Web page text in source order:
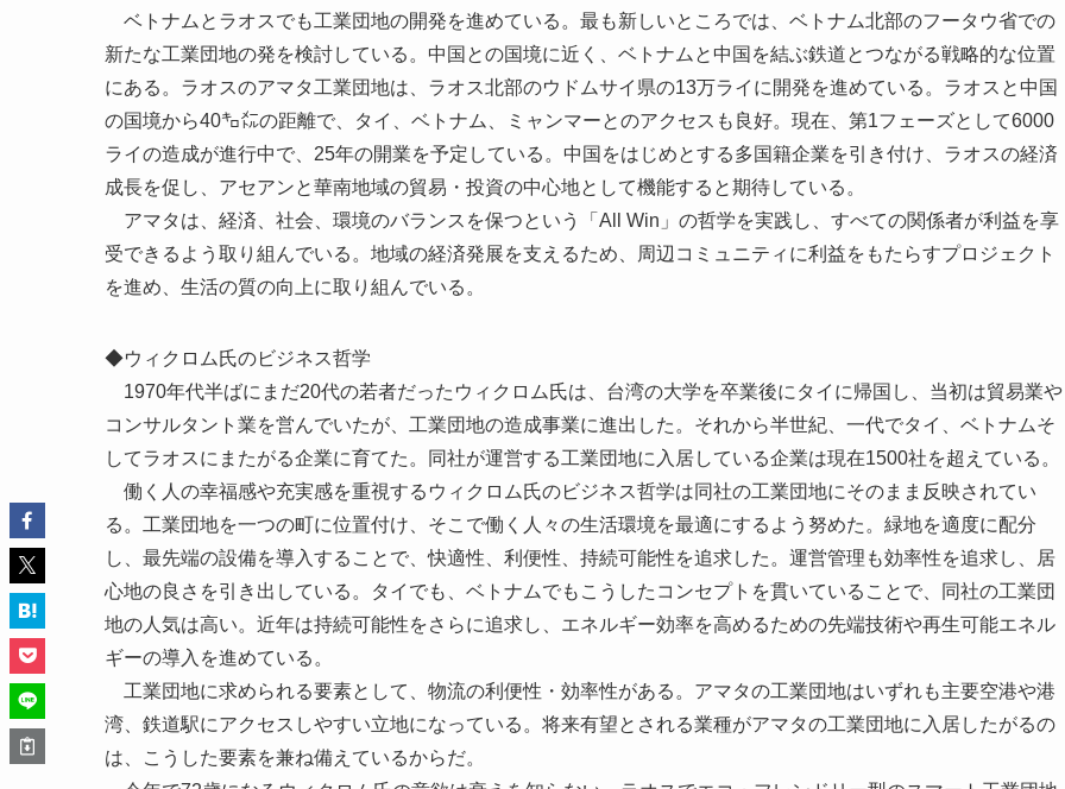
ベトナムとラオスでも工業団地の開発を進めている。最も新しいところでは、ベトナム北部のフータウ省での
新たな工業団地の発を検討している。中国との国境に近く、ベトナムと中国を結ぶ鉄道とつながる戦略的な位置
にある。ラオスのアマタ工業団地は、ラオス北部のウドムサイ県の13万ライに開発を進めている。ラオスと中国
の国境から40㌔㍍の距離で、タイ、ベトナム、ミャンマーとのアクセスも良好。現在、第1フェーズとして6000
ライの造成が進行中で、25年の開業を予定している。中国をはじめとする多国籍企業を引き付け、ラオスの経済
成長を促し、アセアンと華南地域の貿易・投資の中心地として機能すると期待している。
アマタは、経済、社会、環境のバランスを保つという「All Win」の哲学を実践し、すべての関係者が利益を享
受できるよう取り組んでいる。地域の経済発展を支えるため、周辺コミュニティに利益をもたらすプロジェクト
を進め、生活の質の向上に取り組んでいる。
◆ウィクロム氏のビジネス哲学
1970年代半ばにまだ20代の若者だったウィクロム氏は、台湾の大学を卒業後にタイに帰国し、当初は貿易業や
コンサルタント業を営んでいたが、工業団地の造成事業に進出した。それから半世紀、一代でタイ、ベトナムそ
してラオスにまたがる企業に育てた。同社が運営する工業団地に入居している企業は現在1500社を超えている。
働く人の幸福感や充実感を重視するウィクロム氏のビジネス哲学は同社の工業団地にそのまま反映されてい
る。工業団地を一つの町に位置付け、そこで働く人々の生活環境を最適にするよう努めた。緑地を適度に配分
し、最先端の設備を導入することで、快適性、利便性、持続可能性を追求した。運営管理も効率性を追求し、居
心地の良さを引き出している。タイでも、ベトナムでもこうしたコンセプトを貫いていることで、同社の工業団
地の人気は高い。近年は持続可能性をさらに追求し、エネルギー効率を高めるための先端技術や再生可能エネル
ギーの導入を進めている。
工業団地に求められる要素として、物流の利便性・効率性がある。アマタの工業団地はいずれも主要空港や港
湾、鉄道駅にアクセスしやすい立地になっている。将来有望とされる業種がアマタの工業団地に入居したがるの
は、こうした要素を兼ね備えているからだ。